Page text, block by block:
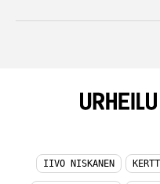
IIVO NISKANEN